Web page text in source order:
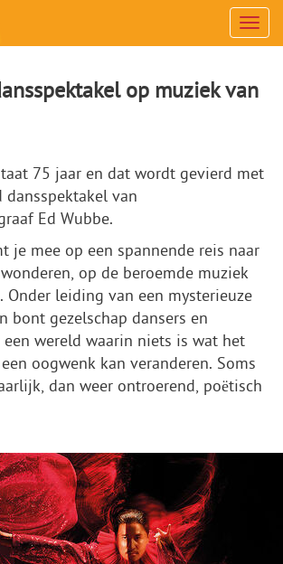
Menu
op muziek van
75 jaar en dat wordt gevierd met
dansspektakel van
Ed Wubbe.
je mee op een spannende reis naar
op de beroemde muziek
Onder leiding van een mysterieuze
bont gezelschap dansers en
wereld waarin niets is wat het
oogwenk kan veranderen. Soms
dan weer ontroerend, poëtisch